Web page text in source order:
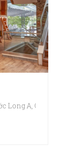
Long A, Q9